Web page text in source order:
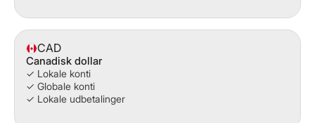
CAD
Canadisk dollar
✓ Lokale konti
✓ Globale konti
✓ Lokale udbetalinger